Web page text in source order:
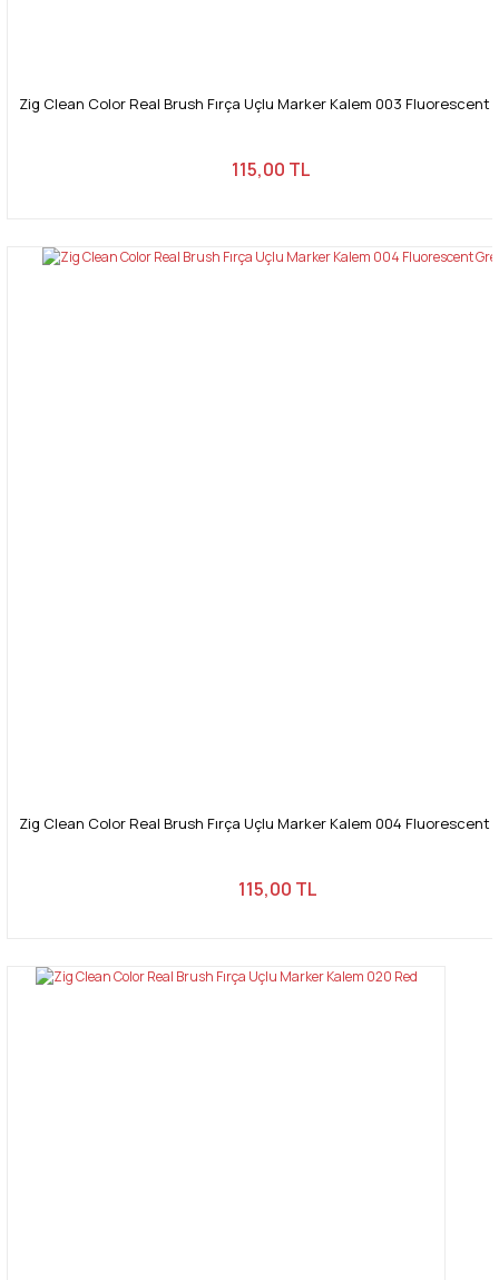
Zig Clean Color Real Brush Fırça Uçlu Marker Kalem 003 Fluorescent
115,00 TL
Zig Clean Color Real Brush Fırça Uçlu Marker Kalem 004 Fluorescent
115,00 TL